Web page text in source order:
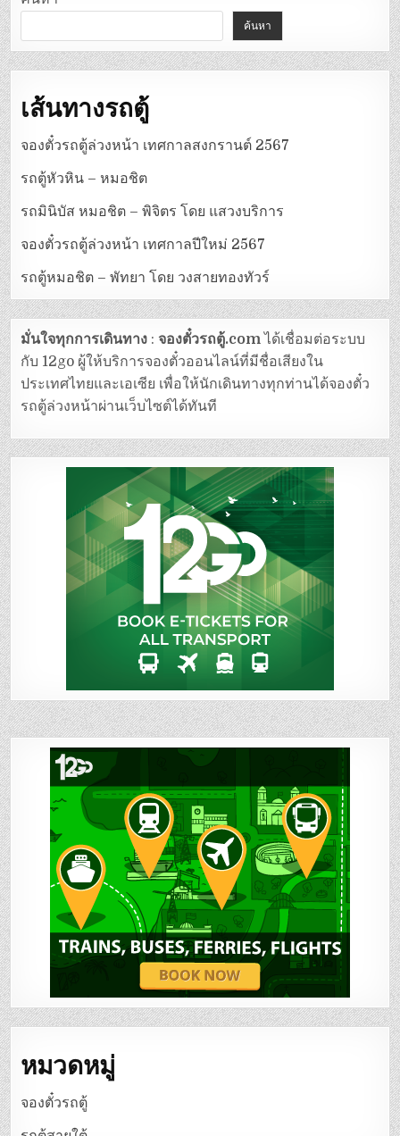
ค้นหา
เส้นทางรถตู้
จองตั๋วรถตู้ล่วงหน้า เทศกาลสงกรานต์ 2567
รถตู้หัวหิน – หมอชิต
รถมินิบัส หมอชิต – พิจิตร โดย แสวงบริการ
จองตั๋วรถตู้ล่วงหน้า เทศกาลปีใหม่ 2567
รถตู้หมอชิต – พัทยา โดย วงสายทองทัวร์
มั่นใจทุกการเดินทาง :จองตั๋วรถตู้.comได้เชื่อมต่อระบบ
กับ 12go ผู้ให้บริการจองตั๋วออนไลน์ที่มีชื่อเสียงใน
ประเทศไทยและเอเซีย เพื่อให้นักเดินทางทุกท่านได้จองตั๋ว
รถตู้ล่วงหน้าผ่านเว็บไซต์ได้ทันที
หมวดหมู่
จองตั๋วรถตู้